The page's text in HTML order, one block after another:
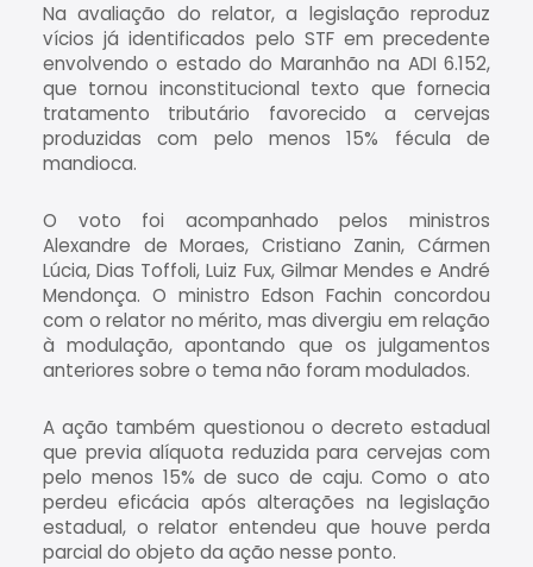
Na avaliação do relator, a legislação reproduz
vícios já identificados pelo STF em precedente
envolvendo o estado do Maranhão na ADI 6.152,
que tornou inconstitucional texto que fornecia
tratamento tributário favorecido a cervejas
produzidas com pelo menos 15% fécula de
mandioca.
O voto foi acompanhado pelos ministros
Alexandre de Moraes, Cristiano Zanin, Cármen
Lúcia, Dias Toffoli, Luiz Fux, Gilmar Mendes e André
Mendonça. O ministro Edson Fachin concordou
com o relator no mérito, mas divergiu em relação
à modulação, apontando que os julgamentos
anteriores sobre o tema não foram modulados.
A ação também questionou o decreto estadual
que previa alíquota reduzida para cervejas com
pelo menos 15% de suco de caju. Como o ato
perdeu eficácia após alterações na legislação
estadual, o relator entendeu que houve perda
parcial do objeto da ação nesse ponto.